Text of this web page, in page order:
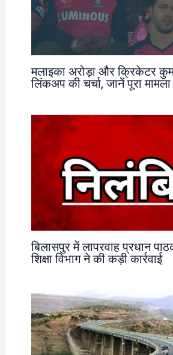
मलाइका अरोड़ा और क्रिकेटर
लिंकअप की चर्चा, जानें पूरा मामला
बिलासपुर में लापरवाह प्रधान
शिक्षा विभाग ने की कड़ी कार्रवाई